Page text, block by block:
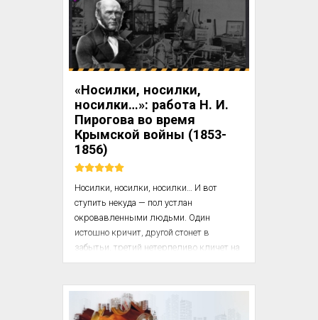
геронтологов, напротив, сократилось с
1996 до 2010 года на 25%!
(MISSING)Спрос на курсы повышения
квалификации по первой помощи
пожилым больным резко упал, зато в
пластической хирургии и рентгенологии
– достиг рекордно высокого уровня.
Отчасти дело...
«Носилки, носилки,
носилки…»: работа Н. И.
Пирогова во время
Крымской войны (1853-
1856)
Носилки, носилки, носилки… И вот
ступить некуда — пол устлан
окровавленными людьми. Один
истошно кричит, другой стонет в
забытьи, третий нетерпеливо кличет на
помощь, четвертый умирает с
мечутся фельдшера, служители
хватают первого попавшегося раненого